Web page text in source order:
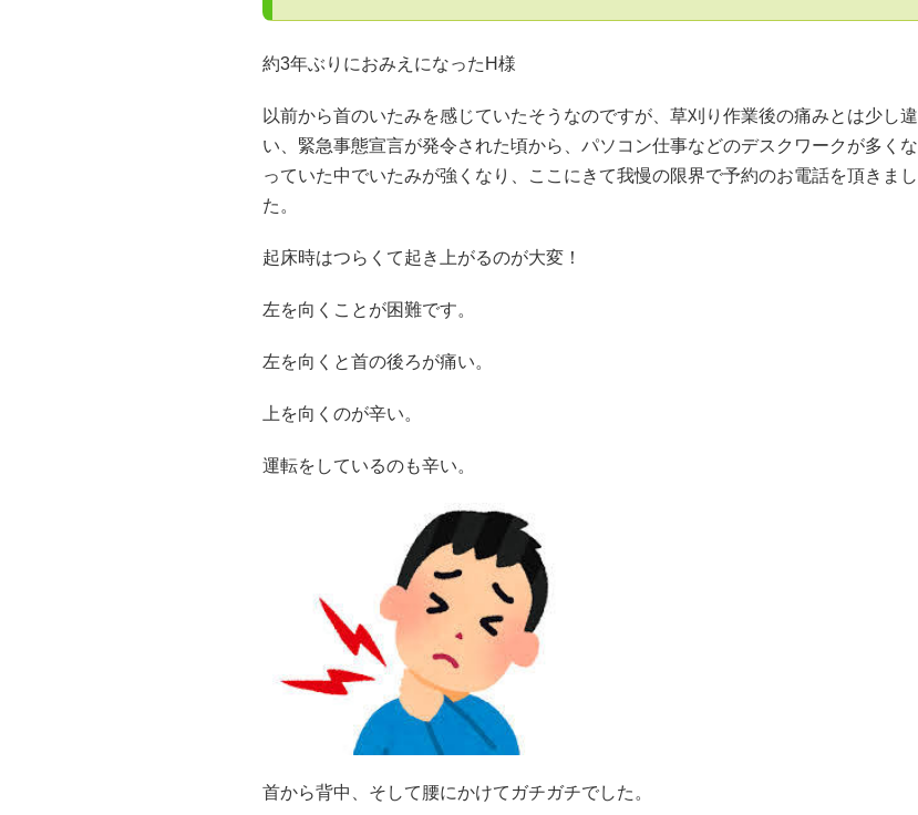
約3年ぶりにおみえになったH様
以前から首のいたみを感じていたそうなのですが、草刈り作業後の痛みとは少し違
い、緊急事態宣言が発令された頃から、パソコン仕事などのデスクワークが多くな
っていた中でいたみが強くなり、ここにきて我慢の限界で予約のお電話を頂きまし
た。
起床時はつらくて起き上がるのが大変！
左を向くことが困難です。
左を向くと首の後ろが痛い。
上を向くのが辛い。
運転をしているのも辛い。
首から背中、そして腰にかけてガチガチでした。